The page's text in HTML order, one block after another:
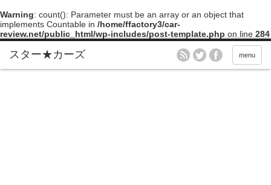
Warning: count(): Parameter must be an array or an object that
implements Countable in /home/ffactory3/car-
review.net/public_html/wp-includes/post-template.php on line 284
menu